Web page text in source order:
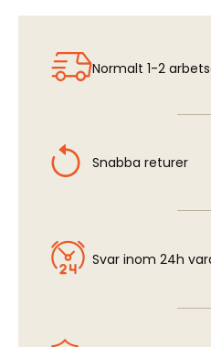
Normalt 1-2
Snabba returer
Svar inom 24h